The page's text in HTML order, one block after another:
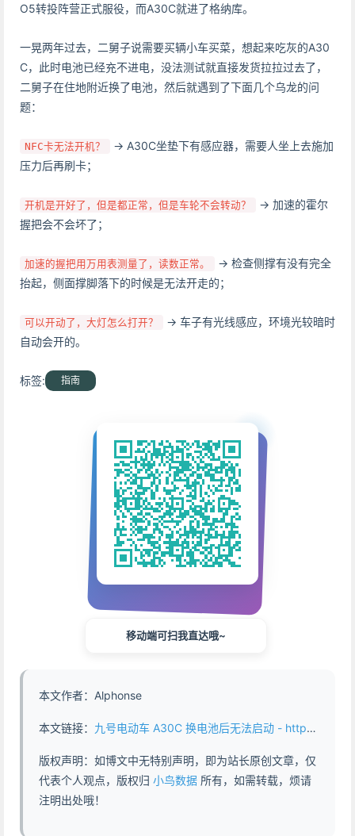
O5转投阵营正式服役，而A30C就进了格纳库。
一晃两年过去，二舅子说需要买辆小车买菜，想起来吃灰的A30
C，此时电池已经充不进电，没法测试就直接发货拉拉过去了，
二舅子在住地附近换了电池，然后就遇到了下面几个乌龙的问
题：
NFC卡无法开机？
-> A30C坐垫下有感应器，需要人坐上去施加
压力后再刷卡；
开机是开好了，但是都正常，但是车轮不会转动？
-> 加速的霍尔
握把会不会坏了；
加速的握把用万用表测量了，读数正常。
-> 检查侧撑有没有完全
抬起，侧面撑脚落下的时候是无法开走的；
可以开动了，大灯怎么打开？
-> 车子有光线感应，环境光较暗时
自动会开的。
标签: 指南
移动端可扫我直达哦~
本文作者：Alphonse
本文链接： 九号电动车 A30C 换电池后无法启动 - https://www.abddb.com/The_A30C_cannot_start_after_replacing_the_battery.html
版权声明：如博文中无特别声明，即为站长原创文章，仅
代表个人观点，版权归 小鸟数据 所有，如需转载，烦请
注明出处哦！